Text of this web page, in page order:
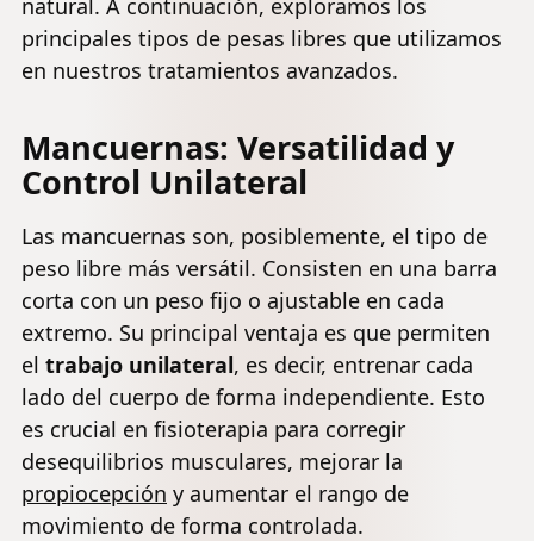
principales tipos de pesas libres que utilizamos
en nuestros tratamientos avanzados.
Mancuernas: Versatilidad y
Control Unilateral
Las mancuernas son, posiblemente, el tipo de
peso libre más versátil. Consisten en una barra
corta con un peso fijo o ajustable en cada
extremo. Su principal ventaja es que permiten
el trabajo unilateral, es decir, entrenar cada
lado del cuerpo de forma independiente. Esto
es crucial en fisioterapia para corregir
desequilibrios musculares, mejorar la
propiocepción y aumentar el rango de
movimiento de forma controlada.